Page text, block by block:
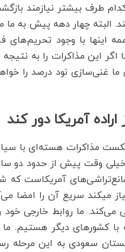
طرف بیشتر نیازمند
البته چهار دهه پیش به ما
اینها با وجود تحریم‌های
این مذاکرات را به
غنی‌سازی نود درصد را
آمریکا دور کند
مذاکرات هسته‌ای با
خیلی وقت پیش از حدود
آمریکاست که
میکند سریع آن را امضا
ما روابط خارجی خود
با کشورهای دیگر
سعودی به این مرحله